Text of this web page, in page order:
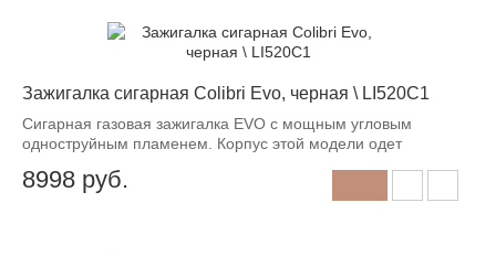
Зажигалка сигарная Colibri Evo, черная \ LI520C1
Сигарная газовая зажигалка EVO с мощным угловым
одноструйным пламенем. Корпус этой модели одет
8998 руб.